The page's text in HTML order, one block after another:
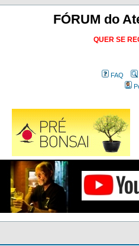
FÓRUM do
QUER SE
FAQ